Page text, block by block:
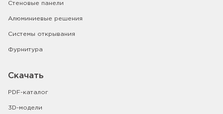
Стеновые панели
Алюминиевые решения
Системы открывания
Фурнитура
Скачать
PDF-каталог
3D-модели